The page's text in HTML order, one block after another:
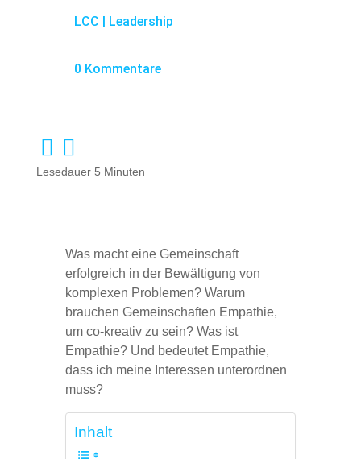
LCC | Leadership
0 Kommentare
Lesedauer 5 Minuten
Was macht eine Gemeinschaft
erfolgreich in der Bewältigung von
komplexen Problemen? Warum
brauchen Gemeinschaften Empathie,
um co-kreativ zu sein? Was ist
Empathie? Und bedeutet Empathie,
dass ich meine Interessen unterordnen
muss?
Inhalt